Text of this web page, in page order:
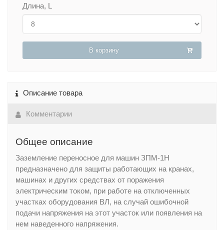
Длина, L
В корзину
Описание товара
Комментарии
Общее описание
Заземление переносное для машин ЗПМ-1Н
предназначено для защиты работающих на кранах,
машинах и других средствах от поражения
электрическим током, при работе на отключенных
участках оборудования ВЛ, на случай ошибочной
подачи напряжения на этот участок или появления на
нем наведенного напряжения.